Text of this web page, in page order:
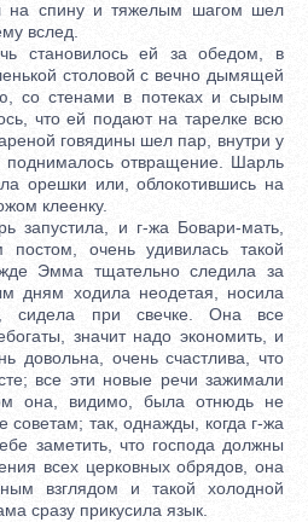
на спину и тяжелым шагом шел
вслед.
ей за обедом, в
столовой с вечно дымящей
со стенами в потеках и сырым
что ей подают на тарелке всю
говядины шел пар, внутри у
отвращение. Шарль
орешки или, облокотившись на
клеенку.
и г-жа Бовари-мать,
очень удивилась такой
Эмма тщательно следила за
дням ходила неодетая, носила
сидела при свечке. Она все
значит надо экономить, и
довольна, очень счастлива, что
все эти новые речи зажимали
она, видимо, была отнюдь не
советам; так, однажды, когда г-жа
заметить, что господа должны
всех церковных обрядов, она
взглядом и такой холодной
сразу прикусила язык.